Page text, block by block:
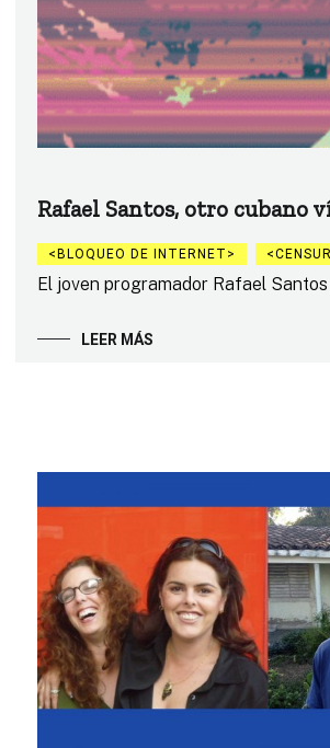
Rafael Santos, otro cubano
BLOQUEO DE INTERNET
El joven programador Rafael
LEER MÁS